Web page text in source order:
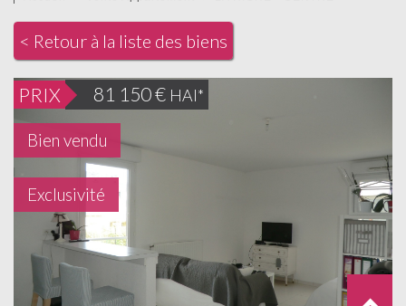
< Retour à la liste des biens
PRIX 81 150€ HAI*
Bien vendu
Exclusivité